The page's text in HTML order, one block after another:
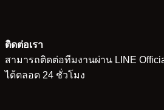
ติดต่อเรา
สามารถติดต่อทีมงานผ่าน LINE
ได้ตลอด 24 ชั่วโมง